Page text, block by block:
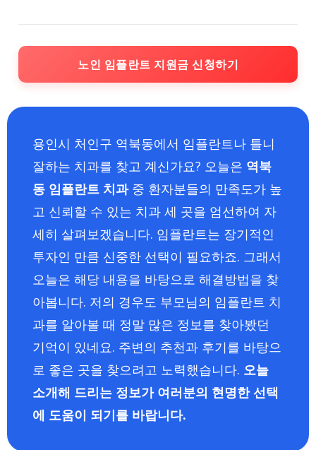
노인 임플란트 지원금 신청하기
용인시 처인구 역북동에서 임플란트나 틀니
잘하는 치과를 찾고 계신가요? 오늘은 역북
동 임플란트 치과중 환자분들의 만족도가 높
고 신뢰할 수 있는 치과 세 곳을 엄선하여 자
세히 살펴보겠습니다. 임플란트는 장기적인
투자인 만큼 신중한 선택이 필요하죠. 그래서
오늘은 해당 내용을 바탕으로 해결방법을 찾
아봅니다. 저의 경우도 부모님의 임플란트 치
과를 알아볼 때 정말 많은 정보를 찾아봤던
기억이 있네요. 주변의 추천과 후기를 바탕으
로 좋은 곳을 찾으려고 노력했습니다. 오늘
소개해 드리는 정보가 여러분의 현명한 선택
에 도움이 되기를 바랍니다.